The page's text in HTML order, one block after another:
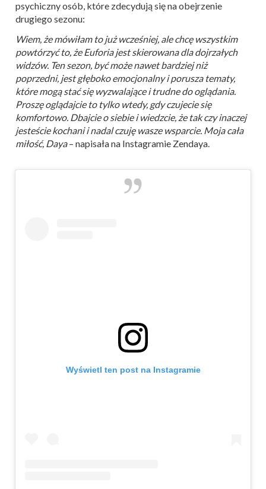
psychiczny osób, które zdecydują się na obejrzenie
drugiego sezonu:
Wiem, że mówiłam to już wcześniej, ale chcę wszystkim
powtórzyć to, że Euforia jest skierowana dla dojrzałych
widzów. Ten sezon, być może nawet bardziej niż
poprzedni, jest głęboko emocjonalny i porusza tematy,
które mogą stać się wyzwalające i trudne do oglądania.
Proszę oglądajcie to tylko wtedy, gdy czujecie się
komfortowo. Dbajcie o siebie i wiedzcie, że tak czy inaczej
jesteście kochani i nadal czuję wasze wsparcie. Moja cała
miłość, Daya– napisała na Instagramie Zendaya.
Wyświetl ten post na Instagramie